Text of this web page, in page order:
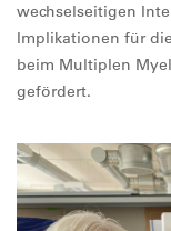
wechselseitigen
Implikationen für
beim Multiplen
gefördert.